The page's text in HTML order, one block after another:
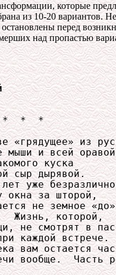
которые
из 10-20 вариантов.
перед
над пропастью
*  *
«грядущее» из
мыши и всей
куска
сыр дырявой.
лет уже
окна за шторой,
не земное
Жизнь, которой,
не смотрят в
каждой встрече.
вам остается
вообще.  Часть